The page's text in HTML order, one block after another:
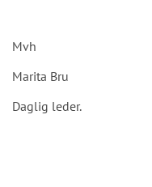
Mvh
Marita Bru
Daglig leder.